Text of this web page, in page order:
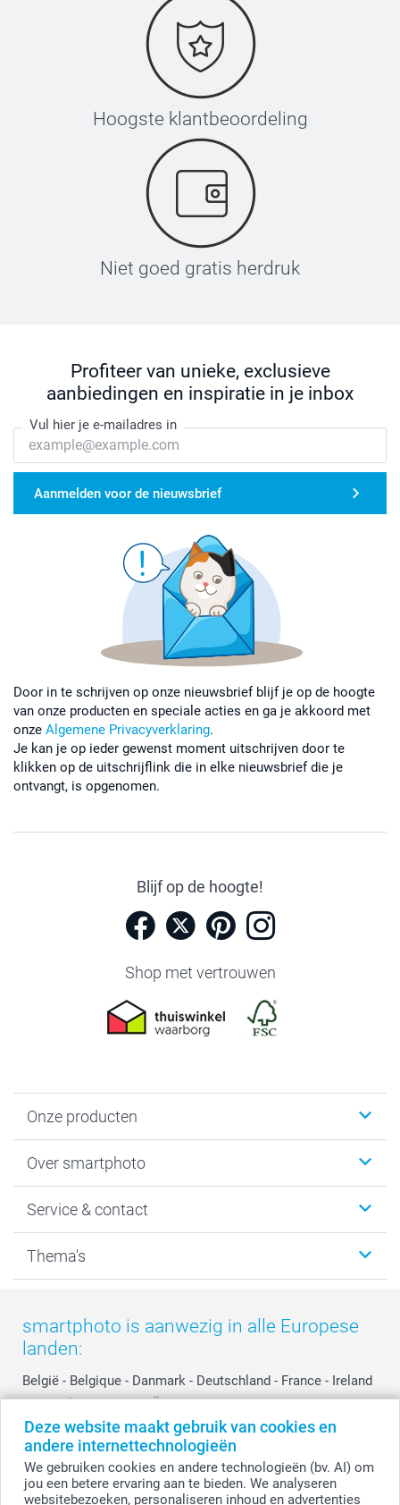
Deze website maakt gebruik van cookies en
andere internettechnologieën
We gebruiken cookies en andere technologieën (bv. AI) om
jou een betere ervaring aan te bieden. We analyseren
websitebezoeken, personaliseren inhoud en advertenties
Hoogste klantbeoordeling
Niet goed gratis herdruk
Profiteer van unieke, exclusieve
aanbiedingen en inspiratie in je inbox
Vul hier je e-mailadres in
Aanmelden voor de nieuwsbrief
Door in te schrijven op onze nieuwsbrief blijf je op de hoogte
van onze producten en speciale acties en ga je akkoord met
onze Algemene Privacyverklaring.
Je kan je op ieder gewenst moment uitschrijven door te
klikken op de uitschrijflink die in elke nieuwsbrief die je
ontvangt, is opgenomen.
Blijf op de hoogte!
Shop met vertrouwen
Onze producten
Fotoboeken
Fotocadeaus
Kaarten
Over smartphoto
Vacatures
Bestelproces
Privacy
Cookiebeleid
Reviews
Prijslijst
Investor Relations
Service & contact
Tevredenheidsgarantie
smartbonus
smartfriends
service@smartphoto.nl
Affiliate partnerprogramma
Partnerships
Influencer partnerprogramma
Thema's
Moederdag
Vaderdag
Huwelijk
smartphoto is aanwezig in alle Europese
landen:
België - Belgique - Danmark - Deutschland - France - Ireland
- Nederland - Norge - Österreich - Schweiz - Suisse -
Switzerland - Suomi - Sverige - United Kingdom -
Other Countries